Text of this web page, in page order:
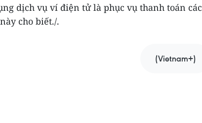
dịch vụ ví điện tử là phục vụ thanh toán các
cho biết./.
(Vietnam+)